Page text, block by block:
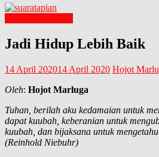
Jadi Hidup Lebih Baik
14 April 202014 April 2020 Hojot
Oleh: Hojot Marluga
Tuhan, berilah aku kedamaian untuk
dapat kuubah, keberanian untuk
kuubah, dan bijaksana untuk
(Reinhold Niebuhr)